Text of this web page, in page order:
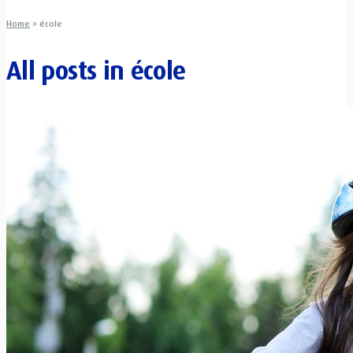
Home » école
All posts in école